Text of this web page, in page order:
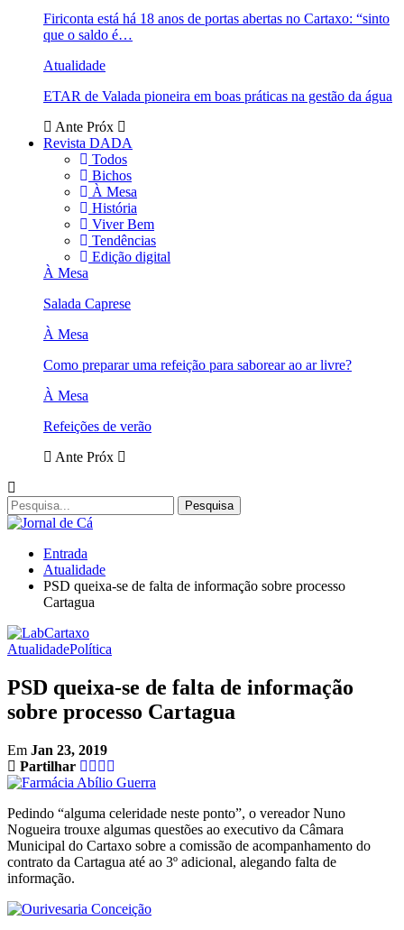
Firiconta está há 18 anos de portas abertas no Cartaxo: “sinto
que o saldo é…
Atualidade
ETAR de Valada pioneira em boas práticas na gestão da água
Ante Próx
Revista DADA
Todos
Bichos
À Mesa
História
Viver Bem
Tendências
Edição digital
À Mesa
Salada Caprese
À Mesa
Como preparar uma refeição para saborear ao ar livre?
À Mesa
Refeições de verão
Ante Próx
Entrada
Atualidade
PSD queixa-se de falta de informação sobre processo
Cartagua
AtualidadePolítica
PSD queixa-se de falta de informação
sobre processo Cartagua
Em Jan 23, 2019
Partilhar
Pedindo “alguma celeridade neste ponto”, o vereador Nuno
Nogueira trouxe algumas questões ao executivo da Câmara
Municipal do Cartaxo sobre a comissão de acompanhamento do
contrato da Cartagua até ao 3º adicional, alegando falta de
informação.